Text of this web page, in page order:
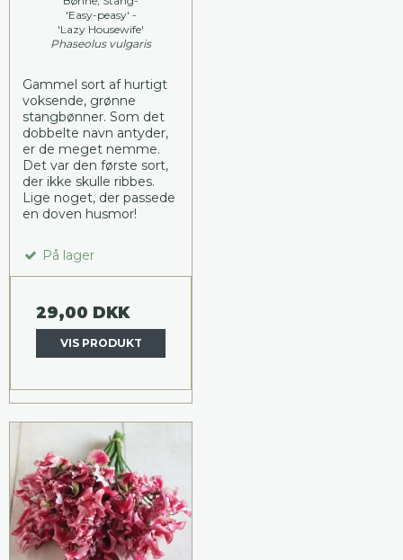
'Easy-peasy' -
'Lazy Housewife'
Phaseolus vulgaris
Gammel sort af hurtigt
voksende, grønne
stangbønner. Som det
dobbelte navn antyder,
er de meget nemme.
Det var den første sort,
der ikke skulle ribbes.
Lige noget, der passede
en doven husmor!
På lager
29,00 DKK
VIS PRODUKT